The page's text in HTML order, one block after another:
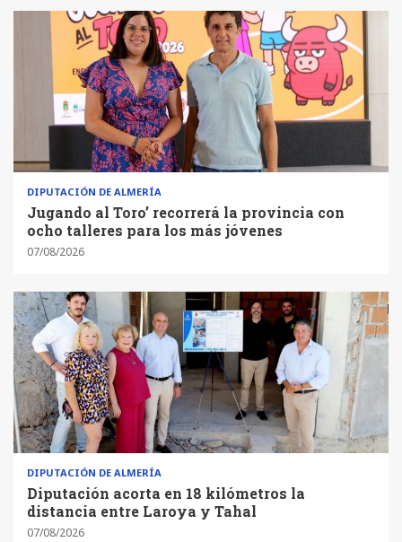
DIPUTACIÓN DE ALMERÍA
Jugando al Toro’ recorrerá la provincia con
ocho talleres para los más jóvenes
07/08/2026
DIPUTACIÓN DE ALMERÍA
Diputación acorta en 18 kilómetros la
distancia entre Laroya y Tahal
07/08/2026